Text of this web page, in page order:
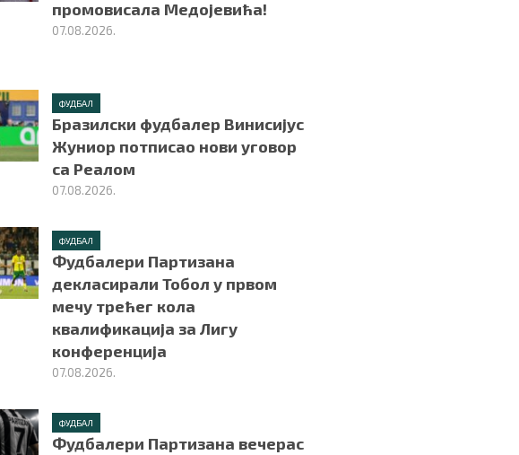
промовисала Медојевића!
07.08.2026.
ФУДБАЛ
Бразилски фудбалер Винисијус
Жуниор потписао нови уговор
са Реалом
07.08.2026.
ФУДБАЛ
Фудбалери Партизана
декласирали Тобол у првом
мечу трећег кола
квалификација за Лигу
конференција
07.08.2026.
ФУДБАЛ
Фудбалери Партизана вечерас